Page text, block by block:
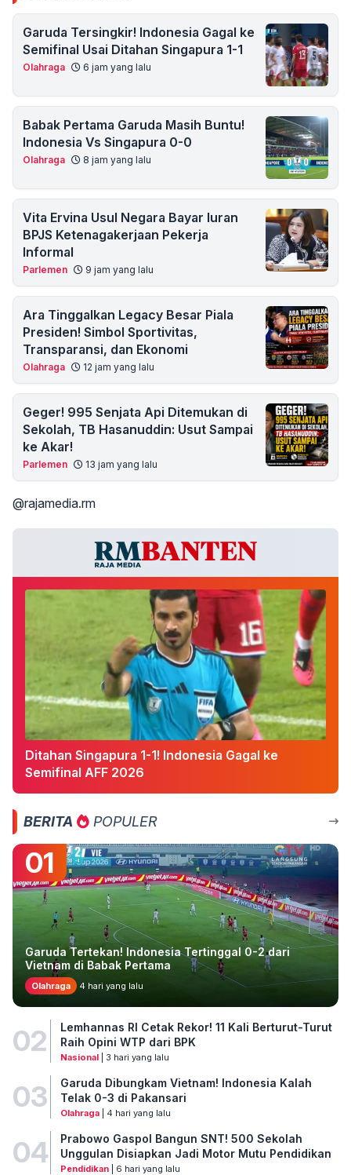
Garuda Tersingkir! Indonesia Gagal ke
Semifinal Usai Ditahan Singapura 1-1
Olahraga 6 jam yang lalu
Babak Pertama Garuda Masih Buntu!
Indonesia Vs Singapura 0-0
Olahraga 8 jam yang lalu
Vita Ervina Usul Negara Bayar Iuran
BPJS Ketenagakerjaan Pekerja
Informal
Parlemen 9 jam yang lalu
Ara Tinggalkan Legacy Besar Piala
Presiden! Simbol Sportivitas,
Transparansi, dan Ekonomi
Olahraga 12 jam yang lalu
Geger! 995 Senjata Api Ditemukan di
Sekolah, TB Hasanuddin: Usut Sampai
ke Akar!
Parlemen 13 jam yang lalu
@rajamedia.rm
Ditahan Singapura 1-1! Indonesia Gagal ke
Semifinal AFF 2026
BERITA POPULER
01
Garuda Tertekan! Indonesia Tertinggal 0-2 dari
Vietnam di Babak Pertama
Olahraga 4 hari yang lalu
02
Lemhannas RI Cetak Rekor! 11 Kali Berturut-Turut
Raih Opini WTP dari BPK
Nasional| 3 hari yang lalu
03
Garuda Dibungkam Vietnam! Indonesia Kalah
Telak 0-3 di Pakansari
Olahraga| 4 hari yang lalu
04
Prabowo Gaspol Bangun SNT! 500 Sekolah
Unggulan Disiapkan Jadi Motor Mutu Pendidikan
Pendidikan| 6 hari yang lalu